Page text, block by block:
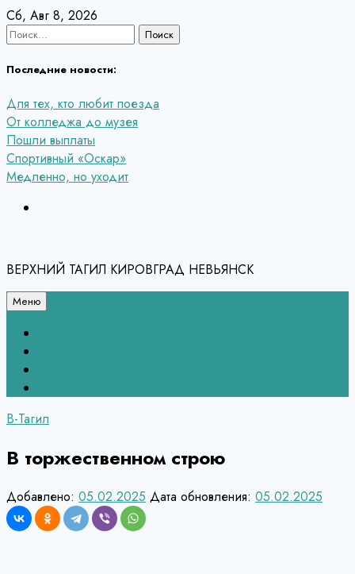
Перейти
к
Сб, Авг 8, 2026
Найти:
Последние новости:
Для тех, кто любит поезда
От колледжа до музея
Пошли выплаты
Спортивный «Оскар»
Медленно, но уходит
ВЕРХНИЙ ТАГИЛ КИРОВГРАД НЕВЬЯНСК
Меню
В-Тагил
В торжественном строю
Добавлено: 05.02.2025 Дата обновления: 05.02.2025